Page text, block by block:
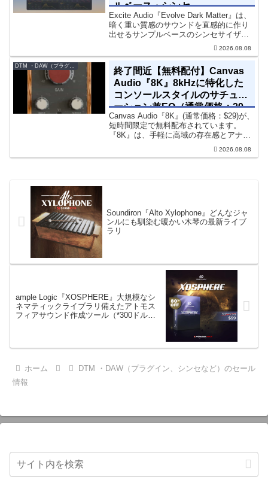
ルベース・シンセ
Excite Audio『Evolve Dark Matter』は、
暗く重い質感のサウンドを直感的に作り
出せるサンプルベースのシンセサイザー
です。ダークD&Bやアトモスフェリッ
ク・テクノ、シネマティック作品に適し
2026.08.08
終了間近【無料配付】Canvas
Audio『8K』8kHzに特化した
コンソールスタイルのサチュレ
ーション兼EQ（通常価格：29
ドル）
Canvas Audio『8K』(通常価格：$29)が、
短時間限定で無料配布されています。
『8K』は、手軽に高域の存在感とアナロ
グ的な質感をミックスに加えることがで
きる「8kHz」に特化したコンソールスタ
2026.08.08
Soundiron『Alto Xylophone』どんなジャ
ンルにも馴染む暖かい木琴の最新ライブ
ラリ
ample Logic『XOSPHERE』大規模なシ
ネマティックライブラリ備えたアトモス
フィアサウンド作成ツール（*300ドル
ホーム
DTM ・DAW（プラグイン、シンセなど）のセール
情報